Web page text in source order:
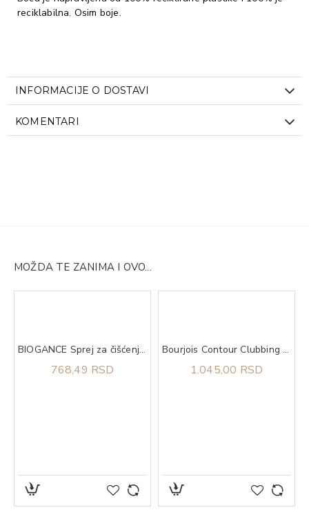
reciklabilna. Osim boje.
INFORMACIJE O DOSTAVI
KOMENTARI
MOŽDA TE ZANIMA I OVO...
BIOGANCE Sprej za čišćenje ušiju Organissime Ear Losion 100ml
768,49 RSD
Bourjois Contour Clubbing 24h vodootporna 54 olovka za oči
1.045,00 RSD